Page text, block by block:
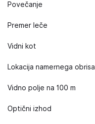
Povečanje
Premer leče
Vidni kot
Lokacija namernega obrisa
Vidno polje na 100 m
Optični izhod